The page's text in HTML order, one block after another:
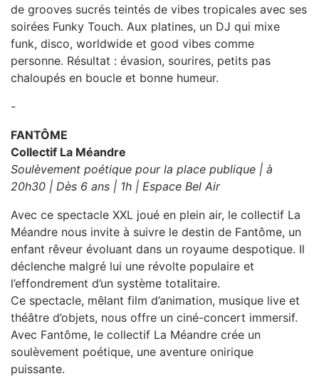
de grooves sucrés teintés de vibes tropicales avec ses
soirées Funky Touch. Aux platines, un DJ qui mixe
funk, disco, worldwide et good vibes comme
personne. Résultat : évasion, sourires, petits pas
chaloupés en boucle et bonne humeur.
-
FANTÔME
Collectif La Méandre
Soulèvement poétique pour la place publique | à
20h30 | Dès 6 ans | 1h | Espace Bel Air
Avec ce spectacle XXL joué en plein air, le collectif La
Méandre nous invite à suivre le destin de Fantôme, un
enfant rêveur évoluant dans un royaume despotique. Il
déclenche malgré lui une révolte populaire et
l’effondrement d’un système totalitaire.
Ce spectacle, mêlant film d’animation, musique live et
théâtre d’objets, nous offre un ciné-concert immersif.
Avec Fantôme, le collectif La Méandre crée un
soulèvement poétique, une aventure onirique
puissante.